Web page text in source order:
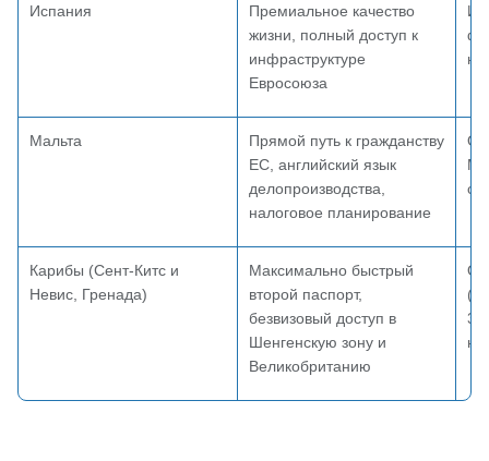
Испания
Премиальное качество
жизни, полный доступ к
инфраструктуре
Евросоюза
Мальта
Прямой путь к гражданству
ЕС, английский язык
делопроизводства,
налоговое планирование
От
Карибы (Сент-Китс и
Невис, Гренада)
Максимально быстрый
второй паспорт,
безвизовый доступ в
Шенгенскую зону и
Великобританию
От